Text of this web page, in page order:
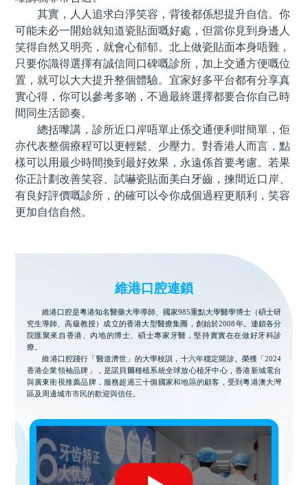
其實，人人追求白淨笑容，背後都係想提升自信。你
可能未必一開始就知道瓷貼面嘅好處，但當你見到身邊人
笑得自然又明亮，就會心郁郁。北上做瓷貼面本身唔難，
只要你識得選擇有誠信同口碑嘅診所，加上交通方便嘅位
置，就可以大大提升整個體驗。宜家好多平台都有分享真
實心得，你可以參考多啲，不過最終選擇都要合你自己時
間同生活節奏。
總括嚟講，診所近口岸唔單止係交通便利咁簡單，佢
亦代表整個療程可以更輕鬆、少壓力。對香港人而言，點
樣可以用最少時間換到最好效果，永遠係首要考慮。若果
你正計劃改善笑容、試嚇瓷貼面美白牙齒，揀間近口岸、
有良好評價嘅診所，的確可以令你成個過程更順利，笑容
更加自信自然。
維港口腔連鎖
維港口腔是粵港知名醫藥大學導師、國家985重點大學醫學博士（碩士研
究生導師、高級教授）成立的香港大型醫療集團，創始於2008年。連鎖各分
院匯聚來自香港、內地的博士、碩士專家牙醫，堅持實實在在做好牙科診
療。
維港口腔踐行「醫道濟世」的大學校訓，十六年穩定開診。榮獲「2024
香港企業領袖品牌」，是諾貝爾種植系統全球放心植牙中心，香港新城電台
與廣東衛視推薦品牌，服務超過三十個國家和地區的顧客，受到粵港澳大灣
區及周邊城市市民的歡迎與信任。